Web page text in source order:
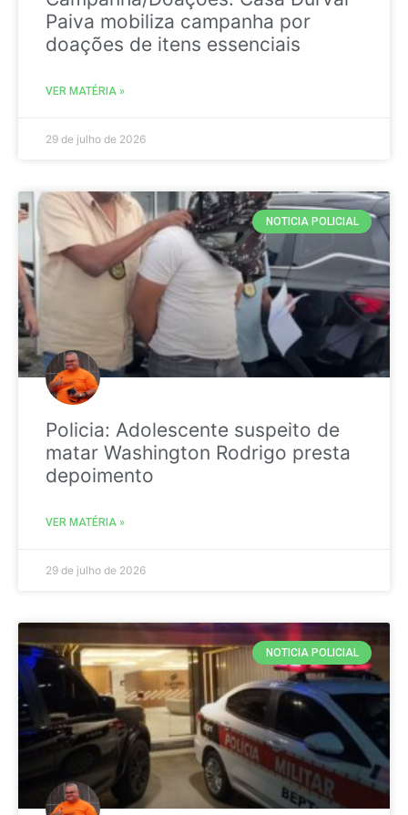
Paiva mobiliza campanha por
doações de itens essenciais
VER MATÉRIA »
29 de julho de 2026
NOTICIA POLICIAL
Policia: Adolescente suspeito de
matar Washington Rodrigo presta
depoimento
VER MATÉRIA »
29 de julho de 2026
NOTICIA POLICIAL